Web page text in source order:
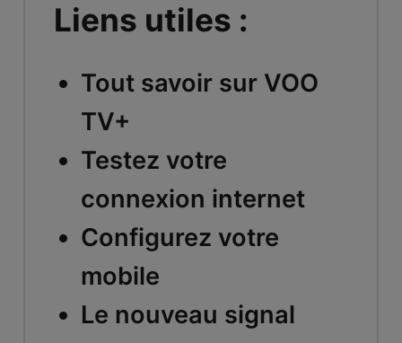
Liens utiles :
Tout savoir sur VOO
TV+
Testez votre
connexion internet
Configurez votre
mobile
Le nouveau signal